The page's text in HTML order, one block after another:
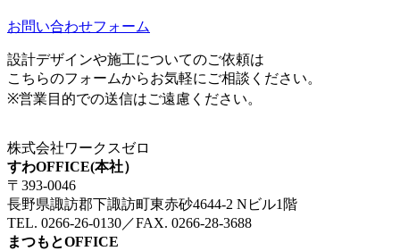
お問い合わせフォーム
設計デザインや施工についてのご依頼は
こちらのフォームからお気軽にご相談ください。
※営業目的での送信はご遠慮ください。
株式会社ワークスゼロ
すわOFFICE(本社）
〒393-0046
長野県諏訪郡下諏訪町東赤砂4644-2 Nビル1階
TEL. 0266-26-0130／FAX. 0266-28-3688
まつもとOFFICE